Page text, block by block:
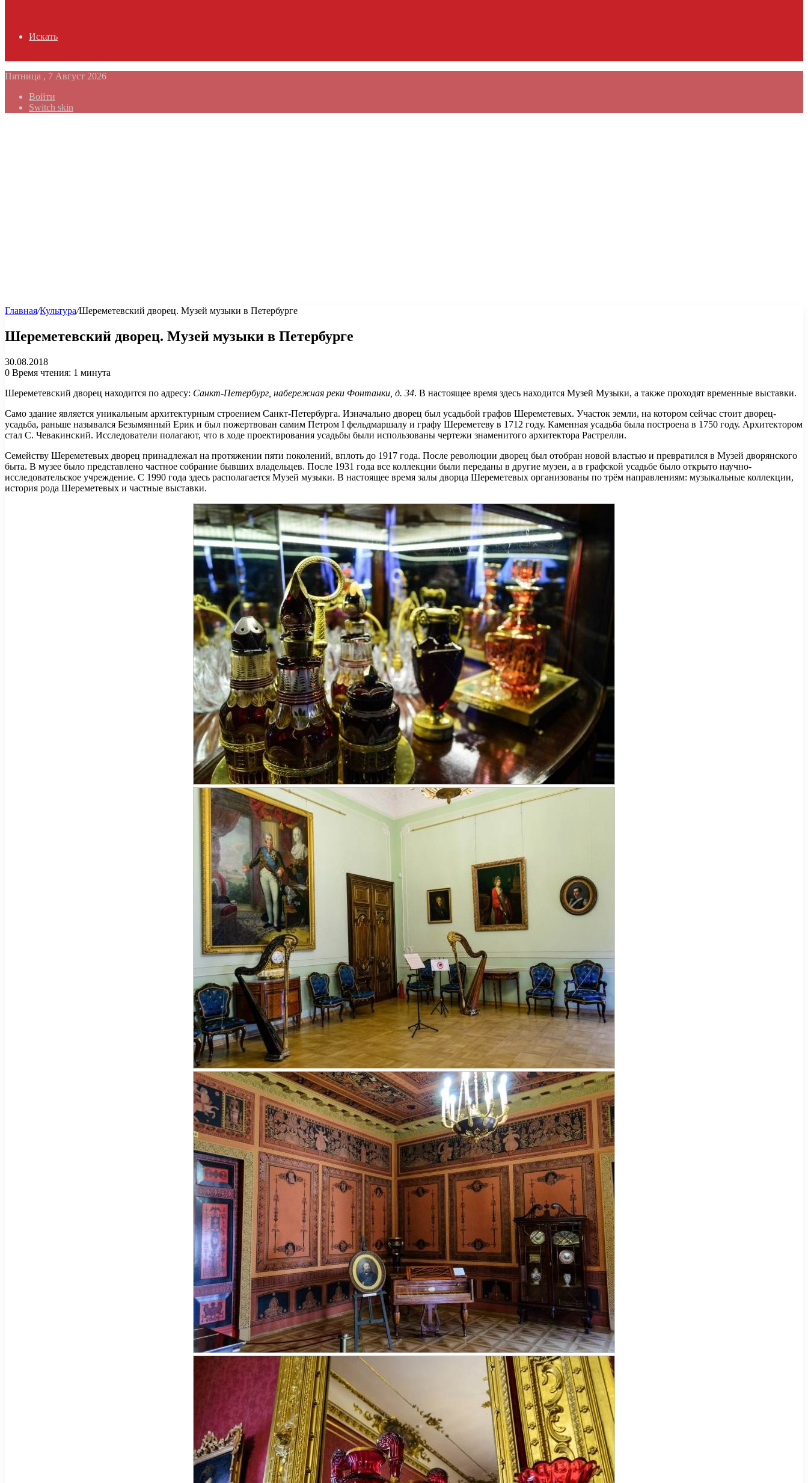
Искать
Пятница , 7 Август 2026
Войти
Switch skin
Главная/Культура/Шереметевский дворец. Музей музыки в Петербурге
Шереметевский дворец. Музей музыки в Петербурге
30.08.2018
0 Время чтения: 1 минута
Шереметевский дворец находится по адресу: Санкт-Петербург, набережная реки Фонтанки, д. 34. В настоящее время здесь находится Музей Музыки, а также проходят временные выставки.
Само здание является уникальным архитектурным строением Санкт-Петербурга. Изначально дворец был усадьбой графов Шереметевых. Участок земли, на котором сейчас стоит дворец-
усадьба, раньше назывался Безымянный Ерик и был пожертвован самим Петром I фельдмаршалу и графу Шереметеву в 1712 году. Каменная усадьба была построена в 1750 году. Архитектором
стал С. Чевакинский. Исследователи полагают, что в ходе проектирования усадьбы были использованы чертежи знаменитого архитектора Растрелли.
Семейству Шереметевых дворец принадлежал на протяжении пяти поколений, вплоть до 1917 года. После революции дворец был отобран новой властью и превратился в Музей дворянского
быта. В музее было представлено частное собрание бывших владельцев. После 1931 года все коллекции были переданы в другие музеи, а в графской усадьбе было открыто научно-
исследовательское учреждение. С 1990 года здесь располагается Музей музыки. В настоящее время залы дворца Шереметевых организованы по трём направлениям: музыкальные коллекции,
история рода Шереметевых и частные выставки.